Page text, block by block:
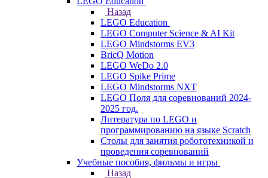
Назад
LEGO Education
LEGO Computer Science & AI Kit
LEGO Mindstorms EV3
BricQ Motion
LEGO WeDo 2.0
LEGO Spike Prime
LEGO Mindstorms NXT
LEGO Поля для соревнований 2024-
2025 год.
Литература по LEGO и
программированию на языке Scratch
Столы для занятия робототехникой и
проведения соревнований
Учебные пособия, фильмы и игры
Назад